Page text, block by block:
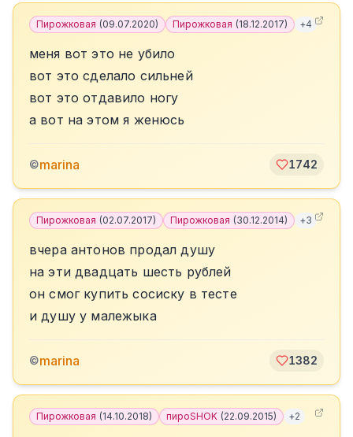
Пирожковая (09.07.2020) Пирожковая (18.12.2017) +4
меня вот это не убило
вот это сделало сильней
вот это отдавило ногу
а вот на этом я женюсь
©marina 1742
Пирожковая (02.07.2017) Пирожковая (30.12.2014) +3
вчера антонов продал душу
на эти двадцать шесть рублей
он смог купить сосиску в тесте
и душу у малежыка
©marina 1382
Пирожковая (14.10.2018) пироSHOK (22.09.2015) +2